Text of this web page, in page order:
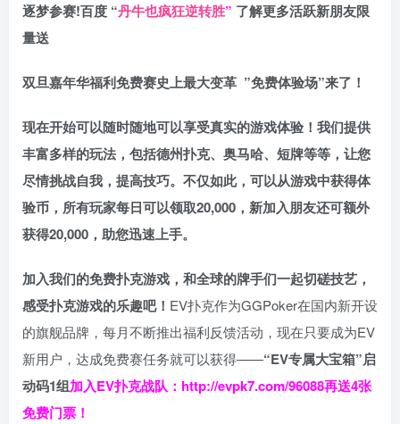
逐梦参赛!百度 “丹牛也疯狂逆转胜” 了解更多活跃新朋友限
量送
双旦嘉年华福利免费赛史上最大变革 ”免费体验场”来了！
现在开始可以随时随地可以享受真实的游戏体验！我们提供
丰富多样的玩法，包括德州扑克、奥马哈、短牌等等，让您
尽情挑战自我，提高技巧。不仅如此， 可以从游戏中获得体
验币，所有玩家每日可以领取20,000，新加入朋友还可额外
获得20,000，助您迅速上手。
加入我们的免费扑克游戏，和全球的牌手们一起切磋技艺，
感受扑克游戏的乐趣吧！ EV扑克作为GGPoker在国内新开设
的旗舰品牌，每月不断推出福利反馈活动，现在只要成为EV
新用户，达成免费赛任务就可以获得——“EV专属大宝箱”启
动码1组加入EV扑克战队： http://evpk7.com/96088再送4张
免费门票！